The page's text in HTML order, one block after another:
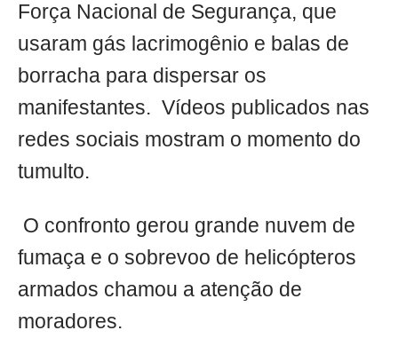
Força Nacional de Segurança, que
usaram gás lacrimogênio e balas de
borracha para dispersar os
manifestantes. Vídeos publicados nas
redes sociais mostram o momento do
tumulto.
O confronto gerou grande nuvem de
fumaça e o sobrevoo de helicópteros
armados chamou a atenção de
moradores.